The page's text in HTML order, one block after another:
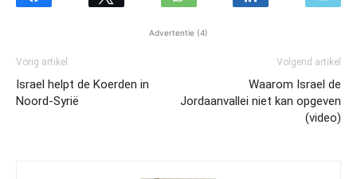
Advertentie (4)
Vorig artikel
Israel helpt de Koerden in
Noord-Syrië
Volgend artikel
Waarom Israel de
Jordaanvallei niet kan opgeven
(video)